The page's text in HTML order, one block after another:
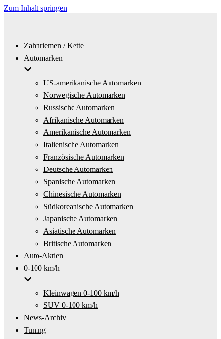
Zum Inhalt springen
Zahnriemen / Kette
Automarken
US-amerikanische Automarken
Norwegische Automarken
Russische Automarken
Afrikanische Automarken
Amerikanische Automarken
Italienische Automarken
Französische Automarken
Deutsche Automarken
Spanische Automarken
Chinesische Automarken
Südkoreanische Automarken
Japanische Automarken
Asiatische Automarken
Britische Automarken
Auto-Aktien
0-100 km/h
Kleinwagen 0-100 km/h
SUV 0-100 km/h
News-Archiv
Tuning